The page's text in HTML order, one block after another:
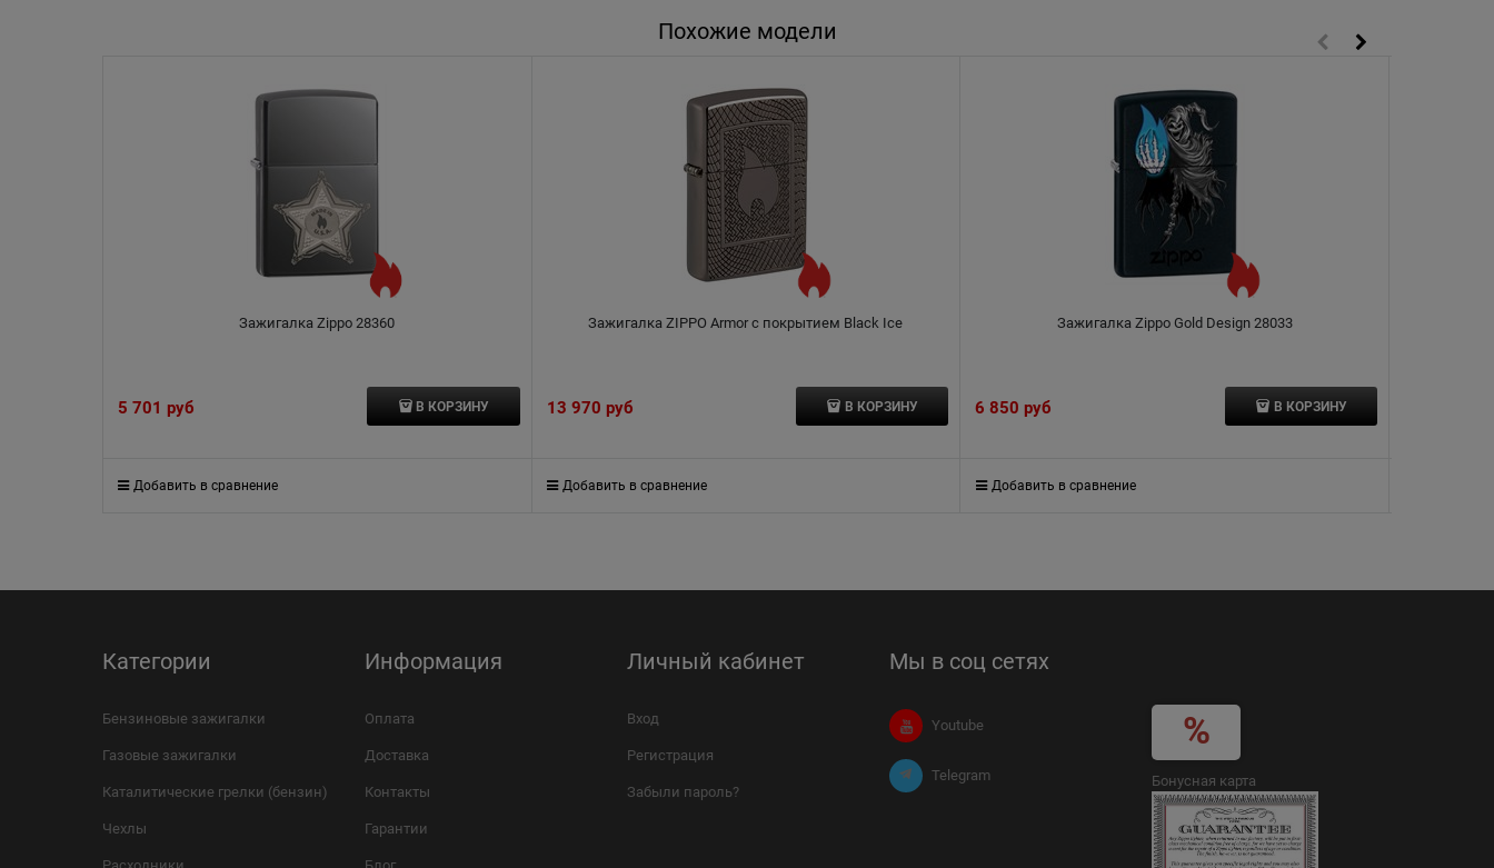
Похожие модели
Зажигалка Zippo 28360
5 701 руб В КОРЗИНУ
Добавить в сравнение
Зажигалка ZIPPO Armor с покрытием Black Ice
13 970 руб В КОРЗИНУ
Добавить в сравнение
Зажигалка Zippo Gold Design 28033
6 850 руб В КОРЗИНУ
Добавить в сравнение
Категории
Бензиновые зажигалки
Газовые зажигалки
Каталитические грелки (бензин)
Чехлы
Информация
Оплата
Доставка
Контакты
Гарантии
Личный кабинет
Вход
Регистрация
Забыли пароль?
Мы в соц сетях
Youtube
Telegram Бонусная карта